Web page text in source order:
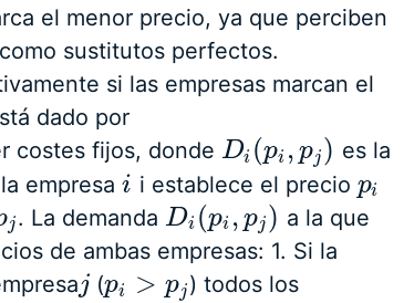
el menor precio, ya que perciben
sustitutos perfectos.
si las empresas marcan el
dado por
costes fijos, donde Di (pi , pj)
Di( pi,p j )
es la
empresai
i i establece el precio pi
pi
j
j . La demanda Di (pi , pj)
Di( pi,p j )
a la que
de ambas empresas: 1. Si la
j
j (pi > pj
pi>pj
) todos los